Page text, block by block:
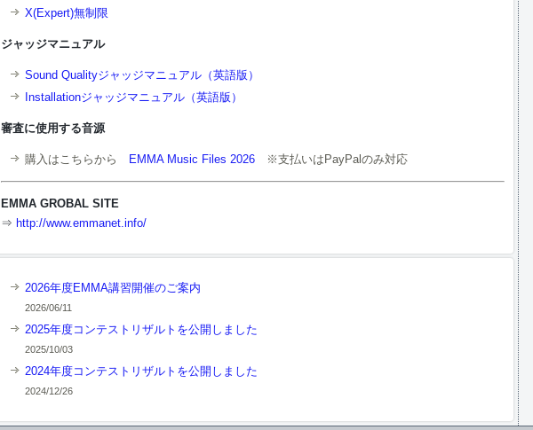
X(Expert)無制限
ジャッジマニュアル
Sound Qualityジャッジマニュアル（英語版）
Installationジャッジマニュアル（英語版）
審査に使用する音源
購入はこちらから EMMA Music Files 2026 ※支払いはPayPalのみ対応
EMMA GROBAL SITE
⇒ http://www.emmanet.info/
2026年度EMMA講習開催のご案内
2026/06/11
2025年度コンテストリザルトを公開しました
2025/10/03
2024年度コンテストリザルトを公開しました
2024/12/26